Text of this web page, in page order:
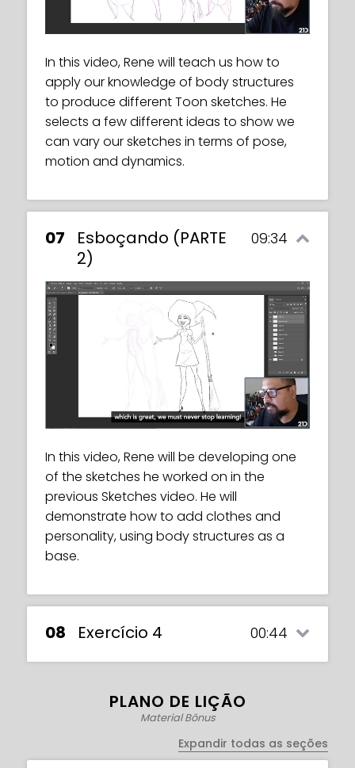
and realistic.
present us with a selection of
photographs to be used in the current
use it as a reference for a drawing.
In this video, we will learn how to represent
motion and dynamics in our drawings in a
natural, realistic way. Rene will teach us
how to use dimensions and our own
common sense to produce the desired
In this video, Rene will teach us how to
apply our knowledge of body structures
to produce different Toon sketches. He
selects a few different ideas to show we
can vary our sketches in terms of pose,
motion and dynamics.
07
Esboçando (PARTE
2)
09:34
In this video, Rene will be developing one
of the sketches he worked on in the
previous Sketches video. He will
demonstrate how to add clothes and
personality, using body structures as a
base.
08 Exercício 4 00:44
PLANO DE LIÇÃO
Material Bônus
Expandir todas as seções